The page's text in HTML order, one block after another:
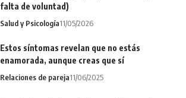
falta de voluntad)
Salud y Psicología11/05/2026
Estos síntomas revelan que no estás
enamorada, aunque creas que sí
Relaciones de pareja11/06/2025